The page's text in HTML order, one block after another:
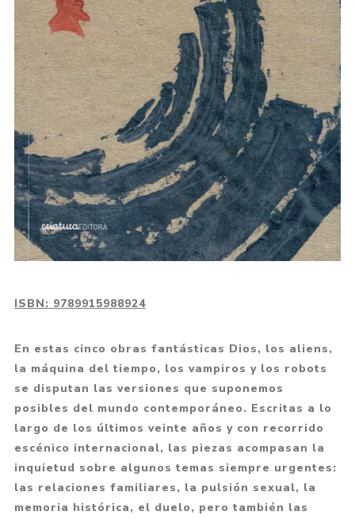
ISBN: 9789915988924
En estas cinco obras fantásticas Dios, los aliens,
la máquina del tiempo, los vampiros y los robots
se disputan las versiones que suponemos
posibles del mundo contemporáneo. Escritas a lo
largo de los últimos veinte años y con recorrido
escénico internacional, las piezas acompasan la
inquietud sobre algunos temas siempre urgentes:
las relaciones familiares, la pulsión sexual, la
memoria histórica, el duelo, pero también las